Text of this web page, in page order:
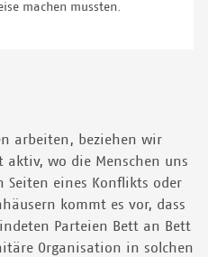
machen mussten.
arbeiten, beziehen wir
aktiv, wo die Menschen uns
Seiten eines Konflikts oder
kommt es vor, dass
Parteien Bett an Bett
Organisation in solchen